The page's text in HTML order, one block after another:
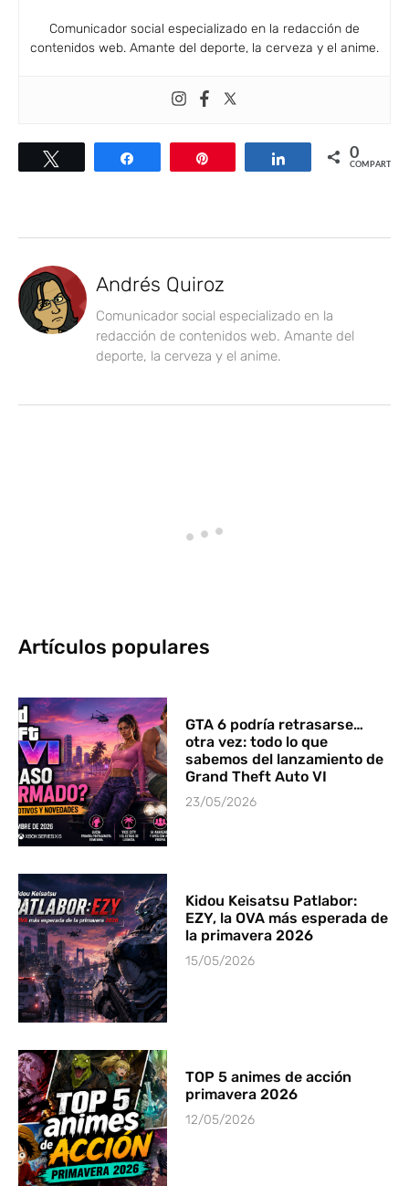
Comunicador social especializado en la redacción de
contenidos web. Amante del deporte, la cerveza y el anime.
Compartir Compartir0
COMPARTIR
Andrés Quiroz
Comunicador social especializado en la
redacción de contenidos web. Amante del
deporte, la cerveza y el anime.
Artículos populares
GTA 6 podría retrasarse…
otra vez: todo lo que
sabemos del lanzamiento de
Grand Theft Auto VI
23/05/2026
Kidou Keisatsu Patlabor:
EZY, la OVA más esperada de
la primavera 2026
15/05/2026
TOP 5 animes de acción
primavera 2026
12/05/2026